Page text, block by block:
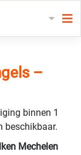
–
binnen 1
beschikbaar.
Mechelen